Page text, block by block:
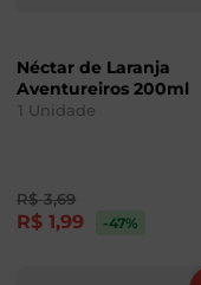
Néctar de Laranja
Aventureiros 200ml
1 Unidade
R$ 3,69
R$ 1,99 -47%